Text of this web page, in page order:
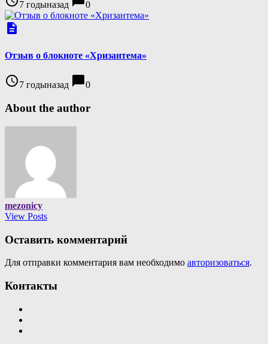
7 годыназад 0
description
Отзыв о блокноте «Хризантема»
access_time7 годыназад chat_bubble0
About the author
mezonicy
View Posts
Оставить комментарий
Для отправки комментария вам необходимо авторизоваться.
Контакты